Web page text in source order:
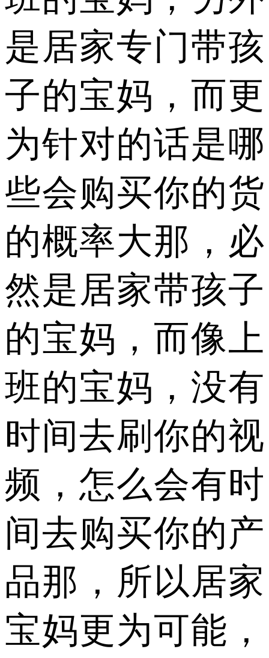
是居家专门带孩
子的宝妈，而更
为针对的话是哪
些会购买你的货
的概率大那，必
然是居家带孩子
的宝妈，而像上
班的宝妈，没有
时间去刷你的视
频，怎么会有时
间去购买你的产
品那，所以居家
宝妈更为可能，